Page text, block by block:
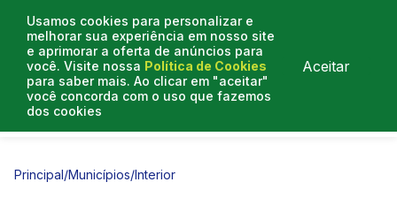
Usamos cookies para personalizar e
melhorar sua experiência em nosso site
e aprimorar a oferta de anúncios para
você. Visite nossa Política de Cookies
para saber mais. Ao clicar em "aceitar"
você concorda com o uso que fazemos
dos cookies
Aceitar
Entrevistas
Principal/Municípios/Interior